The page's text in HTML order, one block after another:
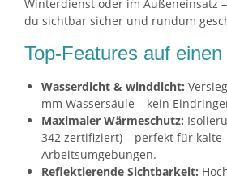
Winterdienst oder im Außeneinsatz
du sichtbar sicher und rundum
Top-Features auf einen
Wasserdicht & winddicht:
mm Wassersäule – kein
Maximaler Wärmeschutz:
342 zertifiziert) – perfekt für kalte
Arbeitsumgebungen.
Reflektierende Sichtbarkeit: